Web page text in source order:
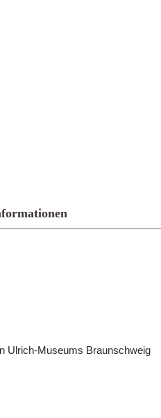
Ulrich-Museums Braunschweig